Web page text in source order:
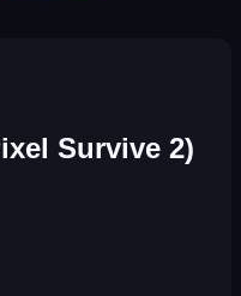
Survive 2)